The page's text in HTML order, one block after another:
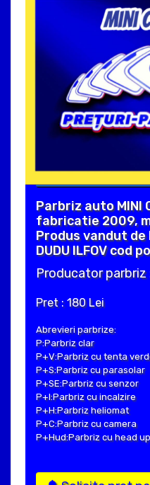
Parbriz auto MINI
fabricatie 2009,
Produs vandut
DUDU ILFOV cod
Producator parbriz
Pret : 180 Lei
Abrevieri parbrize:
P:Parbriz clar
P+V:Parbriz cu tenta
P+S:Parbriz cu parasolar
P+SE:Parbriz cu senzor
P+I:Parbriz cu incalzire
P+H:Parbriz heliomat
P+C:Parbriz cu camera
P+Hud:Parbriz cu head